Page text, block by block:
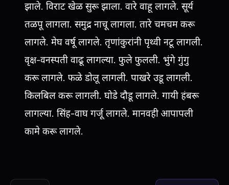
झाले. विराट खेळ सुरू झाला. वारे वाहू लागले. सूर्य
तळपू लागला. समुद्र नाचू लागला. तारे चमचम करू
लागले. मेघ वर्षू लागले. तृणांकुरांनी पृथ्वी नटू लागली.
वृक्ष-वनस्पती वाढू लागल्या. फुले फुलली. भुंगे गुंगु
करू लागले. फळे डोलू लागली. पाखरे उडू लागली.
किलबिल करू लागली. घोडे दौडू लागले. गायी हंबरू
लागल्या. सिंह-वाघ गर्जू लागले. मानवही आपापली
कामे करू लागले.